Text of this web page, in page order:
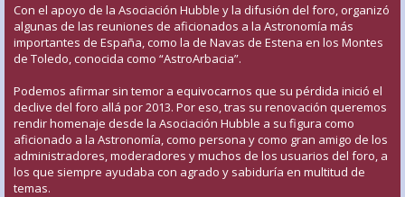
Con el apoyo de la Asociación Hubble y la difusión del foro, organizó
algunas de las reuniones de aficionados a la Astronomía más
importantes de España, como la de Navas de Estena en los Montes
de Toledo, conocida como “AstroArbacia”.
Podemos afirmar sin temor a equivocarnos que su pérdida inició el
declive del foro allá por 2013. Por eso, tras su renovación queremos
rendir homenaje desde la Asociación Hubble a su figura como
aficionado a la Astronomía, como persona y como gran amigo de los
administradores, moderadores y muchos de los usuarios del foro, a
los que siempre ayudaba con agrado y sabiduría en multitud de
temas.